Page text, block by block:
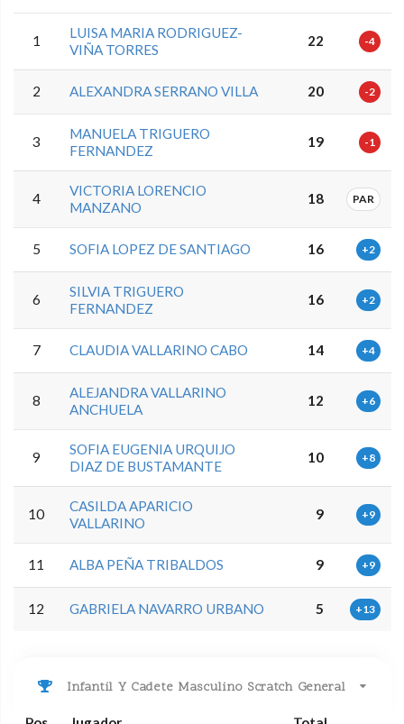
1
LUISA MARIA RODRIGUEZ-
VIÑA TORRES
22 -4
2 ALEXANDRA SERRANO VILLA 20 -2
3
MANUELA TRIGUERO
FERNANDEZ
19 -1
4
VICTORIA LORENCIO
MANZANO
18 PAR
5 SOFIA LOPEZ DE SANTIAGO 16 +2
6
SILVIA TRIGUERO
FERNANDEZ
16 +2
7 CLAUDIA VALLARINO CABO 14 +4
8
ALEJANDRA VALLARINO
ANCHUELA
12 +6
9
SOFIA EUGENIA URQUIJO
DIAZ DE BUSTAMANTE
10 +8
10
CASILDA APARICIO
VALLARINO
9 +9
11 ALBA PEÑA TRIBALDOS 9 +9
12 GABRIELA NAVARRO URBANO 5 +13
Infantil Y Cadete Masculino Scratch General